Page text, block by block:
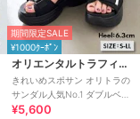
期間限定SALE
¥1000ｸｰﾎﾟﾝ
オリエンタルトラフィック
きれいめスポサン オリトラの
サンダル人気No.1 ダブルベル
ト スポーツサンダル /42207
¥5,600